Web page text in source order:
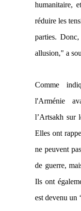
humanitaire,
réduire les
parties.
allusion," a
Comme
l'Arménie
l’Artsakh sur
Elles ont
ne peuvent
de guerre,
Ils ont
est devenu un